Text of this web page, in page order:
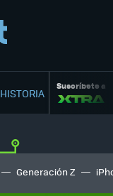
HISTORIA Suscríbete a
Generación Z